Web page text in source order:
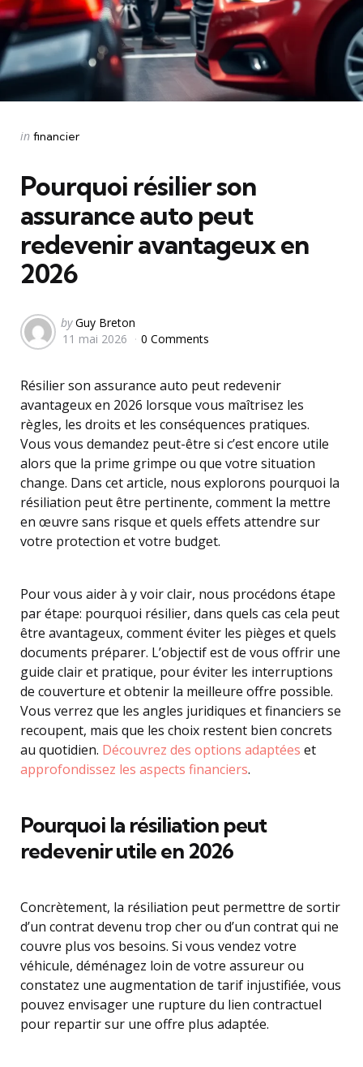
Categories
Posted
in financier
Pourquoi résilier son
assurance auto peut
redevenir avantageux en
2026
Posted
by
by Guy Breton
11 mai 2026
0 Comments
Résilier son assurance auto peut redevenir
avantageux en 2026 lorsque vous maîtrisez les
règles, les droits et les conséquences pratiques.
Vous vous demandez peut-être si c’est encore utile
alors que la prime grimpe ou que votre situation
change. Dans cet article, nous explorons pourquoi la
résiliation peut être pertinente, comment la mettre
en œuvre sans risque et quels effets attendre sur
votre protection et votre budget.
Pour vous aider à y voir clair, nous procédons étape
par étape: pourquoi résilier, dans quels cas cela peut
être avantageux, comment éviter les pièges et quels
documents préparer. L’objectif est de vous offrir une
guide clair et pratique, pour éviter les interruptions
de couverture et obtenir la meilleure offre possible.
Vous verrez que les angles juridiques et financiers se
recoupent, mais que les choix restent bien concrets
au quotidien. Découvrez des options adaptées et
approfondissez les aspects financiers.
Pourquoi la résiliation peut
redevenir utile en 2026
Concrètement, la résiliation peut permettre de sortir
d’un contrat devenu trop cher ou d’un contrat qui ne
couvre plus vos besoins. Si vous vendez votre
véhicule, déménagez loin de votre assureur ou
constatez une augmentation de tarif injustifiée, vous
pouvez envisager une rupture du lien contractuel
pour repartir sur une offre plus adaptée.